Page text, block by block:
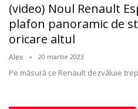
(video) Noul Renault
plafon panoramic de
oricare altul
Alex 20 martie 2023
Pe măsură ce Renault dezvăluie